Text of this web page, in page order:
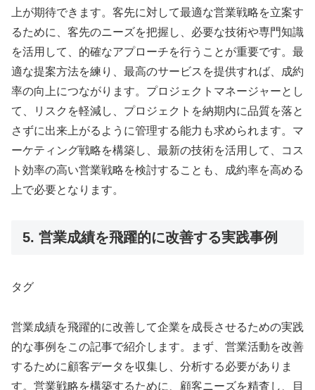
上が期待できます。客先に対して最適な営業戦略を立案す
るために、客先のニーズを把握し、必要な技術や専門知識
を活用して、的確なアプローチを行うことが重要です。最
適な提案方法を練り、最高のサービスを提供すれば、成約
率の向上につながります。プロジェクトマネージャーとし
て、リスクを軽減し、プロジェクトを納期内に品質を落と
さずに出来上がるように管理する能力も求められます。マ
ーケティング戦略を構築し、最新の技術を活用して、コス
ト効率の高い営業戦略を検討することも、成約率を高める
上で必要となります。
5. 営業成績を飛躍的に改善する実践事例
タグ
営業成績を飛躍的に改善して企業を成長させるための実践
的な事例をこの記事で紹介します。まず、営業活動を改善
するために顧客データを収集し、分析する必要がありま
す。営業戦略を構築するために、顧客ニーズを精査し、目